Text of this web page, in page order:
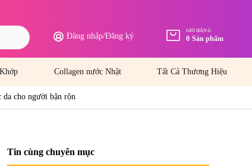
Đăng nhập/Đăng ký
GIỎ HÀNG
0 Sản phẩm
Collagen nước Nhật Tất Cả Thương Hiệu
da cho người bận rộn
Tin cùng chuyên mục